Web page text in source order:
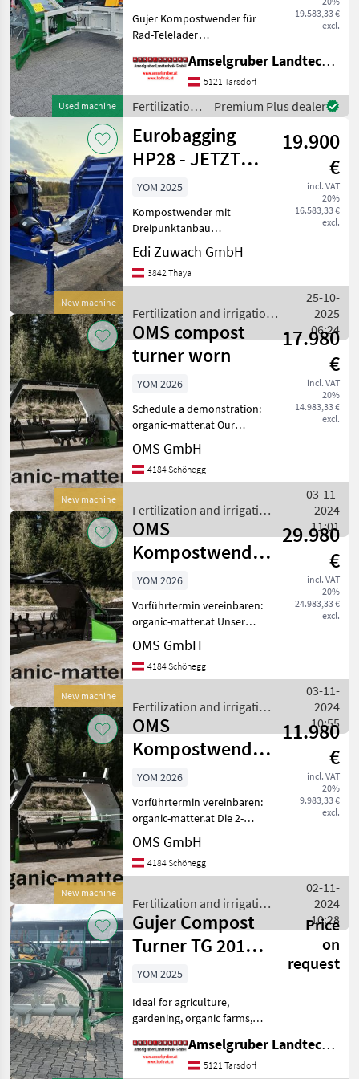
Used machine
Teleskoplader
19.583,33 €
excl.
Gujer Kompostwender für
Rad-Telelader
der Umsatzwelle Benötigt
60 Liter Ölleistung Tunnel
mit Chromstahlblechen
Großes Tastrad außen
Amselgruber Landtechnik GmbH
5121 Tarsdorf
Fertilization
and
irrigation
equipment /
Gujer
Premium Plus dealer
New machine
Eurobagging
HP28 - JETZT
TESTEN!!!!
19.900
€
incl. VAT
20%
16.583,33 €
excl.
YOM 2025
Kompostwender mit
Dreipunktanbau
Serienausstattung:
Gelenkwelle mit
Überlastsicherung HD-
Seitenschilder mechanisch
Option Seitenschilder hy
Edi Zuwach GmbH
3842 Thaya
Fertilization and irrigation
equipment / Eurobagging
25-10-
2025
06:24
New machine
OMS compost
turner worn
17.980
€
incl. VAT
20%
14.983,33 €
excl.
YOM 2026
Schedule a demonstration:
organic-matter.at Our
mounted compost turner
focuses on the essentials
without compromising on
and robust fram
OMS GmbH
4184 Schönegg
Fertilization and irrigation
equipment / OMS
03-11-
2024
11:01
New machine
OMS
Kompostwender
gezogen
29.980
€
incl. VAT
20%
24.983,33 €
excl.
YOM 2026
Vorführtermin vereinbaren:
organic-matter.at Unser
vielseitiger Allrounder,
perfekt für Feldrand- und
unbefestigte
zur kommunalen Komposti
OMS GmbH
4184 Schönegg
Fertilization and irrigation
equipment / OMS
03-11-
2024
10:55
New machine
OMS
Kompostwender
für Anbau an
Rad- &
Kompaktlader
11.980
€
incl. VAT
20%
9.983,33 €
excl.
YOM 2026
Vorführtermin vereinbaren:
organic-matter.at Die 2-
Meter Maschine mit
hydraulischem
Rotorantrieb für den
oder Kompaktladern
(Hoftracs)
OMS GmbH
4184 Schönegg
Fertilization and irrigation
equipment / OMS
02-11-
2024
10:28
Gujer Compost
Turner TG 201
TOP for farm
loader
Price
on
request
YOM 2025
Ideal for agriculture,
gardening, organic farms,
with annual composting
capacity of up to 500 tons.
Amselgruber Landtechnik GmbH
5121 Tarsdorf